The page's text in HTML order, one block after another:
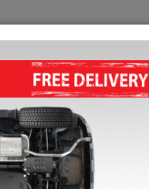
FEEDBACK
KRYT POD MOTOR